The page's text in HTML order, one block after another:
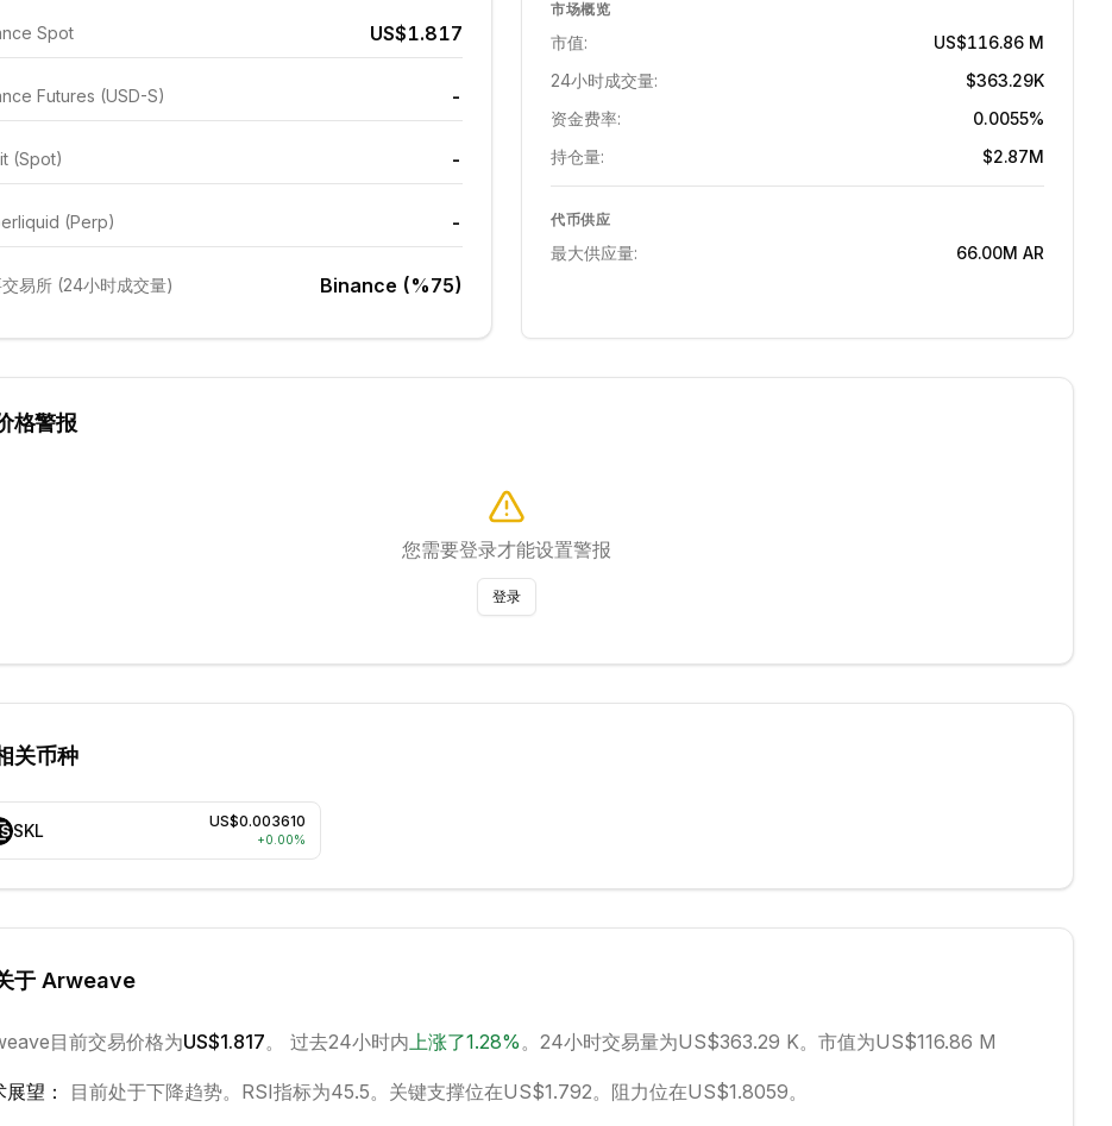
Spot US$1.817
Futures (USD-S) -
(Spot) -
(Perp) -
易所 (24小时成交量) Binance (%75)
市场概览
市值:
US$116.86 M
24小时成交量:
$363.29K
资金费率:
0.0055%
持仓量:
$2.87M
代币供应
最大供应量: 66.00M AR
格警报
您需要登录才能设置警报
登录
关币种
SKL US$0.003610
+0.00%
于 Arweave
目前交易价格为US$1.817。 过去24小时内上涨了1.28%。 24小时交易量为US$363.29 K。 市值为US$116.86 M
望： 目前处于下降趋势。 RSI指标为45.5。 关键支撑位在US$1.792。 阻力位在US$1.8059。